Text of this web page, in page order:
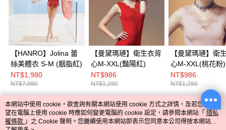
【HANRO】Jolina 蕾
絲美體衣 S-M (胭脂紅)
NT$1,980
NT$7,880
【曼黛瑪璉】衛生衣背
心M-XXL(豔陽紅)
NT$986
NT$1,280
【曼黛瑪璉】衛
心M-XXL(桃花粉)
NT$986
NT$1,280
熱門標籤
本網站中使用 cookie，欲查詢有關本網站使用 cookie 方式之詳情，及若您不希
望在電腦上使用 cookie 時應如何變更電腦的 cookie 設定，請參閱本網站「 隱私
權條款 」之 Cookie 聲明。您繼續使用本網站即表示您同意本公司得按本網站使